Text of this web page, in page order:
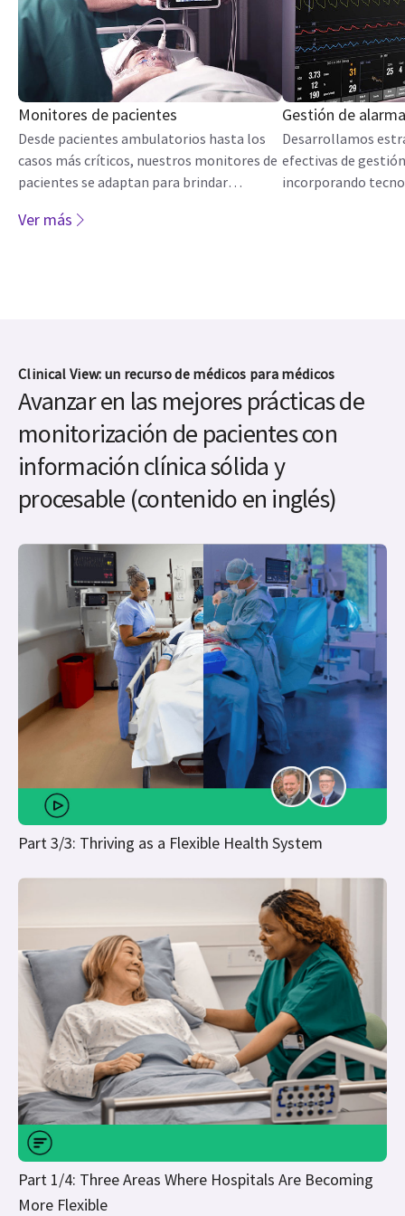
Monitores de pacientes
Desde pacientes ambulatorios hasta los
casos más críticos, nuestros monitores de
pacientes se adaptan para brindar
equipos de atención pueden confiar.
Ver más
Gestión de
Desarrollamos
efectivas de
incorporando
Clinical View: un recurso de médicos para médicos
Avanzar en las mejores prácticas de
monitorización de pacientes con
información clínica sólida y
procesable (contenido en inglés)
Part 3/3: Thriving as a Flexible Health System
Part 1/4: Three Areas Where Hospitals Are Becoming
More Flexible